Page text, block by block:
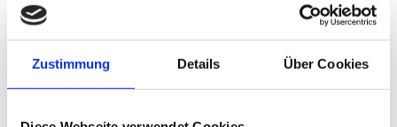
Zustimmung Details Über Cookies
Juli 2025